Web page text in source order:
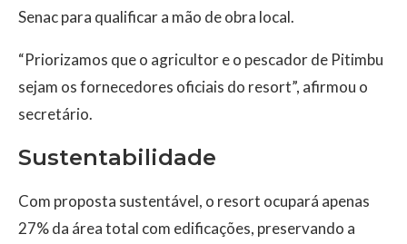
Senac para qualificar a mão de obra local.
“Priorizamos que o agricultor e o pescador de Pitimbu
sejam os fornecedores oficiais do resort”, afirmou o
secretário.
Sustentabilidade
Com proposta sustentável, o resort ocupará apenas
27% da área total com edificações, preservando a